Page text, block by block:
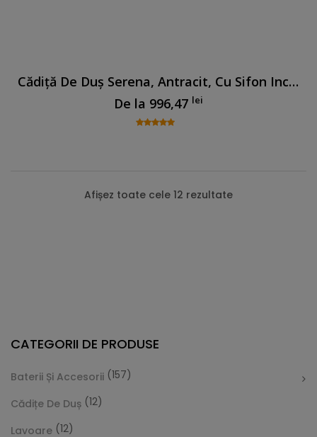
Cădiță De Duș Serena, Antracit, Cu Sifon Inclus
De la 996,47 lei
Afișez toate cele 12 rezultate
CATEGORII DE PRODUSE
Baterii Și Accesorii (157)
Cădițe De Duș (12)
Lavoare (12)